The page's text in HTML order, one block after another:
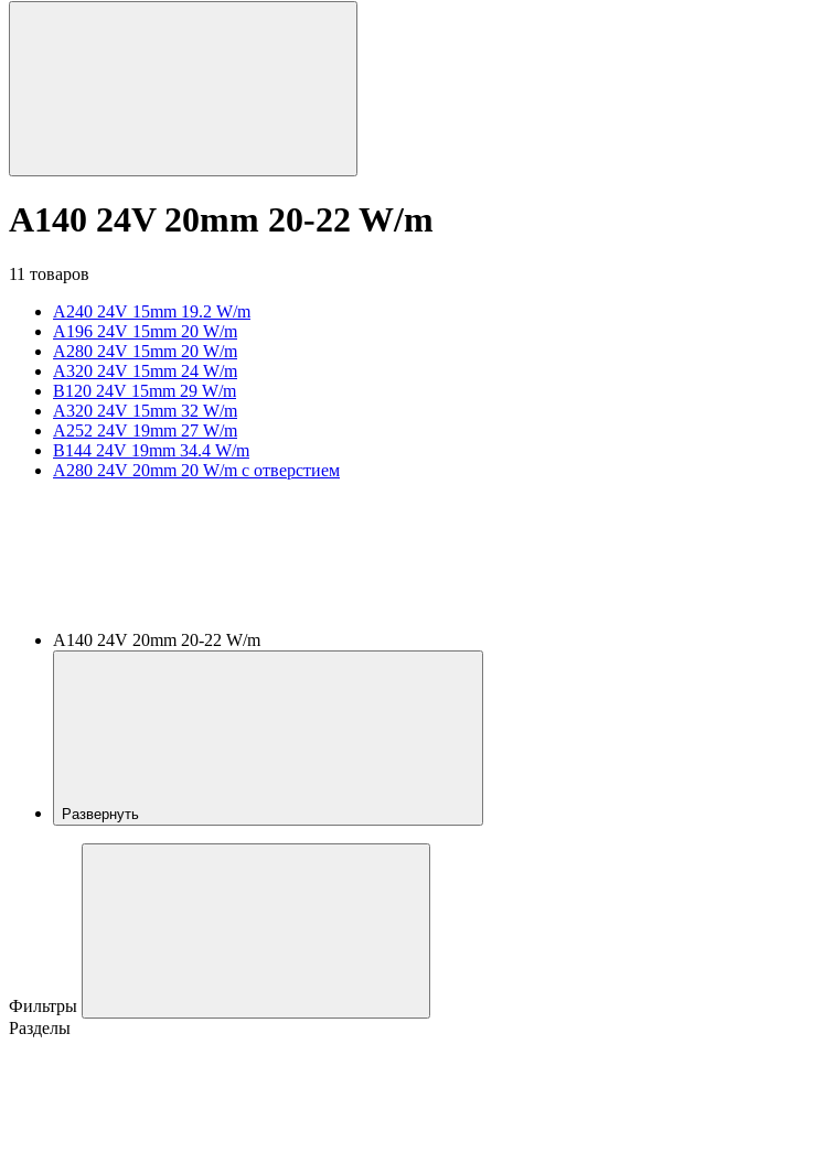
A140 24V 20mm 20-22 W/m
11 товаров
A240 24V 15mm 19.2 W/m
A196 24V 15mm 20 W/m
A280 24V 15mm 20 W/m
A320 24V 15mm 24 W/m
B120 24V 15mm 29 W/m
A320 24V 15mm 32 W/m
A252 24V 19mm 27 W/m
B144 24V 19mm 34.4 W/m
A280 24V 20mm 20 W/m с отверстием
A140 24V 20mm 20-22 W/m
Развернуть
Фильтры
Разделы